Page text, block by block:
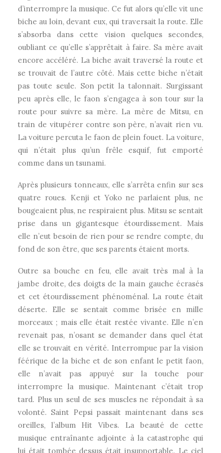
d’interrompre la musique. Ce fut alors qu’elle vit une
biche au loin, devant eux, qui traversait la route. Elle
s’absorba dans cette vision quelques secondes,
oubliant ce qu’elle s’apprêtait à faire. Sa mère avait
encore accéléré. La biche avait traversé la route et
se trouvait de l’autre côté. Mais cette biche n’était
pas toute seule. Son petit la talonnait. Surgissant
peu après elle, le faon s’engagea à son tour sur la
route pour suivre sa mère. La mère de Mitsu, en
train de vitupérer contre son père, n’avait rien vu.
La voiture percuta le faon de plein fouet. La voiture,
qui n’était plus qu’un frêle esquif, fut emporté
comme dans un tsunami.
Après plusieurs tonneaux, elle s’arrêta enfin sur ses
quatre roues. Kenji et Yoko ne parlaient plus, ne
bougeaient plus, ne respiraient plus. Mitsu se sentait
prise dans un gigantesque étourdissement. Mais
elle n’eut besoin de rien pour se rendre compte, du
fond de son être, que ses parents étaient morts.
Outre sa bouche en feu, elle avait très mal à la
jambe droite, des doigts de la main gauche écrasés
et cet étourdissement phénoménal. La route était
déserte. Elle se sentait comme brisée en mille
morceaux ; mais elle était restée vivante. Elle n’en
revenait pas, n’osant se demander dans quel état
elle se trouvait en vérité. Interrompue par la vision
féérique de la biche et de son enfant le petit faon,
elle n’avait pas appuyé sur la touche pour
interrompre la musique. Maintenant c’était trop
tard. Plus un seul de ses muscles ne répondait à sa
volonté. Saint Pepsi passait maintenant dans ses
oreilles, l’album Hit Vibes. La beauté de cette
musique entraînante adjointe à la catastrophe qui
lui était tombée dessus était insupportable. Le ciel